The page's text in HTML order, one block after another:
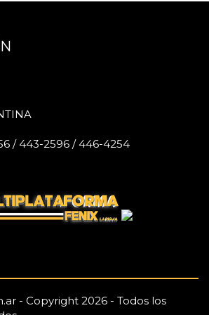
/ 443-2596 / 446-4254
- Copyright 2026 - Todos los